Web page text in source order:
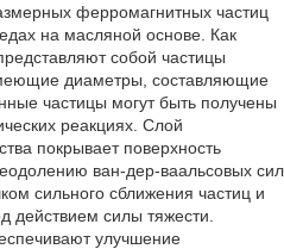
ферромагнитных частиц
на масляной основе. Как
собой частицы
диаметры, составляющие
частицы могут быть получены
реакциях. Слой
покрывает поверхность
ван-дер-ваальсовых сил
сильного сближения частиц и
действием силы тяжести.
улучшение